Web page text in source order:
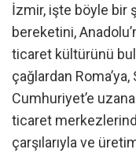
İzmir, işte böyle bir
bereketini,
ticaret kültürünü
çağlardan Roma’ya,
Cumhuriyet’e
ticaret
çarşılarıyla ve